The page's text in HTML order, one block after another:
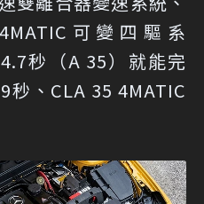
可變四驅系
秒（A 35）就能完
、CLA 35 4MATIC